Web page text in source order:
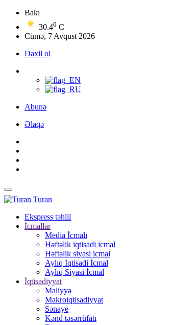
Bakı
30.40 C
Cümə, 7 Avqust 2026
Daxil ol
Abunə
Əlaqə
Turan
Ekspress təhlil
İcmallar
Media İcmalı
Həftəlik iqtisadi icmal
Həftəlik siyasi icmal
Aylıq İqtisadi İcmal
Aylıq Siyasi İcmal
İqtisadiyyat
Maliyyə
Makroiqtisadiyyat
Sənaye
Kənd təsərrüfatı